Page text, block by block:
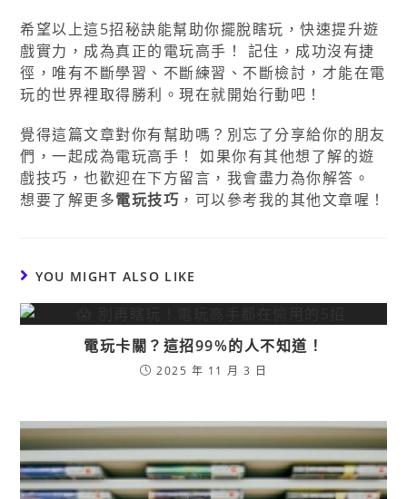
希望以上這5招秘訣能幫助你擺脫瞎玩，快速提升遊
戲實力，成為真正的電玩高手！ 記住，成功沒有捷
徑，唯有不斷學習、不斷練習、不斷檢討，才能在電
玩的世界裡取得勝利。現在就開始行動吧！
覺得這篇文章對你有幫助嗎？別忘了分享給你的朋友
們，一起成為電玩高手！ 如果你有其他想了解的遊
戲技巧，也歡迎在下方留言，我會盡力為你解答。
想要了解更多電玩技巧 ，可以參考我的其他文章喔！
YOU MIGHT ALSO LIKE
電玩卡關？這招99%的人不知道！
2025 年 11 月 3 日